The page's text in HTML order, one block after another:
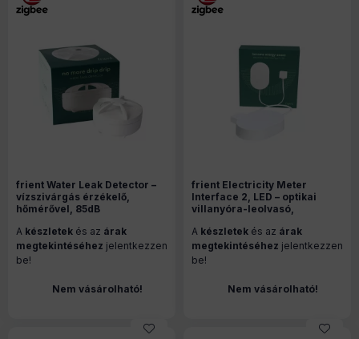
frient Water Leak Detector –
vízszivárgás érzékelő,
hőmérővel, 85dB
(FLSZB-110)
A készletek és az árak
megtekintéséhez jelentkezzen
be!
Nem vásárolható!
frient Electricity Meter
Interface 2, LED – optikai
villanyóra-leolvasó,
(EMIZB-141)
A készletek és az árak
megtekintéséhez jelentkezzen
be!
Nem vásárolható!